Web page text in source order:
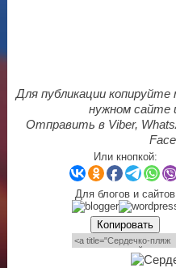
Для публикации
нужном сайте
Отправить в Viber,
Или кнопкой:
Для блогов и сайтов
Копировать